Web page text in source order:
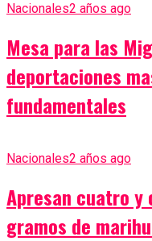
Nacionales2 años ago
Mesa para las
deportaciones
fundamentales
Nacionales2 años ago
Apresan cuatro y
gramos de